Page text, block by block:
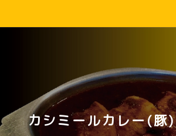
カシミールカレー(豚)